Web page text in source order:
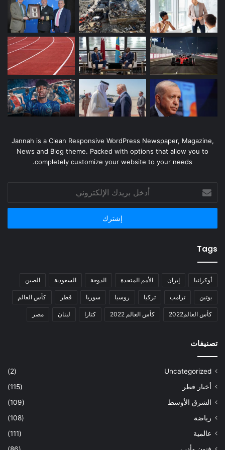
Jannah is a Clean Responsive WordPress Newspaper, Magazine,
News and Blog theme. Packed with options that allow you to
completely customize your website to your needs.
أدخل
بريدك
الإلكتروني
Tags
أوكرانيا إيران الأمم المتحدة الدوحة السعودية الصين
بوتين ترامب تركيا روسيا سوريا قطر كأس العالم
كأس العالم2022 كأس العالم 2022 كتارا لبنان مصر
تصنيفات
Uncategorized
(2)
أخبار قطر
(115)
الشرق الأوسط
(109)
رياضة
(108)
عالمية
(111)